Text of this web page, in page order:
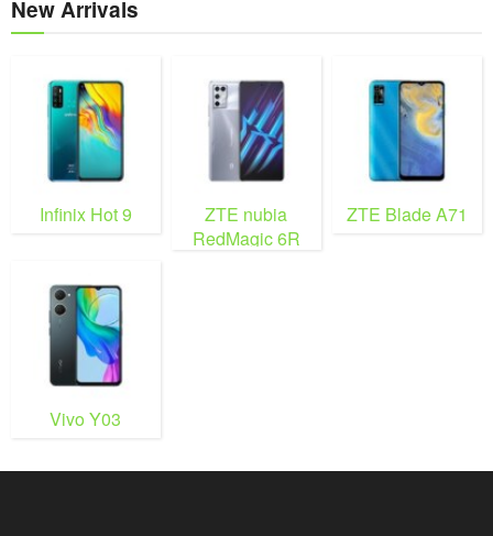
New Arrivals
Infinix Hot 9
ZTE nubia
RedMagic 6R
ZTE Blade A71
Vivo Y03